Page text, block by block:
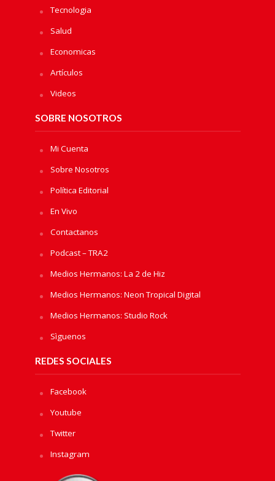
Tecnologia
Salud
Economicas
Artículos
Videos
SOBRE NOSOTROS
Mi Cuenta
Sobre Nosotros
Política Editorial
En Vivo
Contactanos
Podcast – TRA2
Medios Hermanos: La 2 de Hiz
Medios Hermanos: Neon Tropical Digital
Medios Hermanos: Studio Rock
Sìguenos
REDES SOCIALES
Facebook
Youtube
Twitter
Instagram